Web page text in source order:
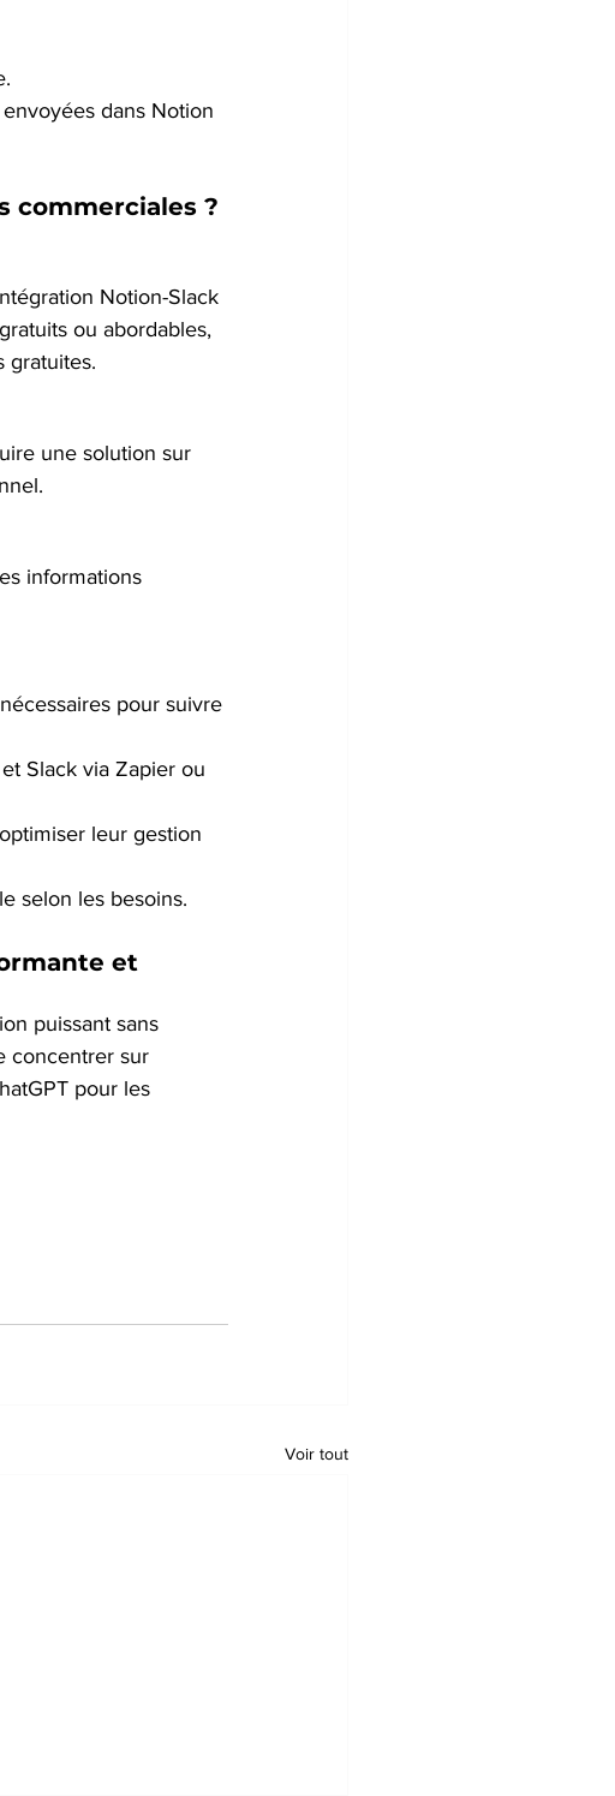
dans Notion
commerciales ?
Notion-Slack
ou abordables,
gratuites.
une solution sur
informations
pour suivre
Slack via Zapier ou
leur gestion
selon les besoins.
et
puissant sans
concentrer sur
pour les
Voir tout